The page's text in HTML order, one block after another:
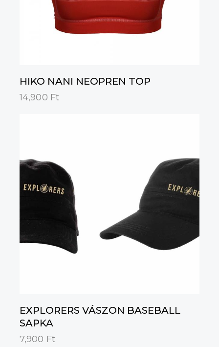
HIKO NANI NEOPREN TOP
14,900 Ft
EXPLORERS VÁSZON BASEBALL
SAPKA
7,900 Ft